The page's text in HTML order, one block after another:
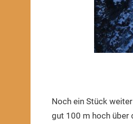
Noch ein Stück
gut 100 m hoch über